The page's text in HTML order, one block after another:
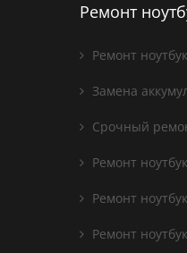
Ремонт
Ремонт
Замена
Срочный
Ремонт
Ремонт
Ремонт